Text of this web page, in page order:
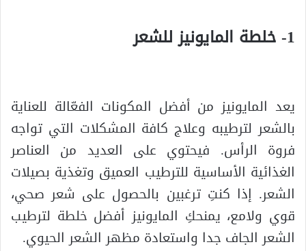
1- خلطة المايونيز للشعر
يعد المايونيز من أفضل المكونات الفعّالة للعناية
بالشعر لترطيبه وعلاج كافة المشكلات التي تواجه
فروة الرأس. فيحتوي على العديد من العناصر
الغذائية الأساسية للترطيب العميق وتغذية بصيلات
الشعر. إذا كنتِ ترغبين بالحصول على شعر صحي،
قوي ولامع، يمنحكِ المايونيز أفضل خلطة لترطيب
الشعر الجاف جدا واستعادة مظهر الشعر الحيوي.